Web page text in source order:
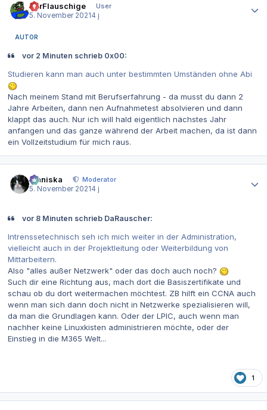
DerFlauschige
User
5. November 2021 4 j
AUTOR
vor 2 Minuten schrieb 0x00:
Studieren kann man auch unter bestimmten Umständen ohne Abi
Nach meinem Stand mit Berufserfahrung - da musst du dann 2
Jahre Arbeiten, dann nen Aufnahmetest absolvieren und dann
klappt das auch. Nur ich will hald eigentlich nächstes Jahr
anfangen und das ganze während der Arbeit machen, da ist dann
ein Vollzeitstudium für mich raus.
Maniska
Moderator
5. November 2021 4 j
vor 8 Minuten schrieb DaRauscher:
Intrenssetechnisch seh ich mich weiter in der Administration,
vielleicht auch in der Projektleitung oder Weiterbildung von
Mittarbeitern.
Also "alles außer Netzwerk" oder das doch auch noch?
Such dir eine Richtung aus, mach dort die Basiszertifikate und
schau ob du dort weitermachen möchtest. ZB hilft ein CCNA auch
wenn man sich dann doch nicht in Netzwerke spezialisieren will,
da man die Grundlagen kann. Oder der LPIC, auch wenn man
nachher keine Linuxkisten administrieren möchte, oder der
Einstieg in die M365 Welt...
1